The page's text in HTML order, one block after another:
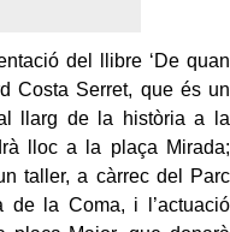
del llibre ‘De quan
Costa Serret, que és un
llarg de la història a la
lloc a la plaça Mirada;
taller, a càrrec del Parc
la Coma, i l’actuació